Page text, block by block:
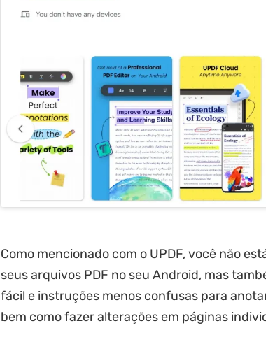
Como mencionado com o UPDF, você não
seus arquivos PDF no seu Android, mas
fácil e instruções menos confusas para
bem como fazer alterações em páginas